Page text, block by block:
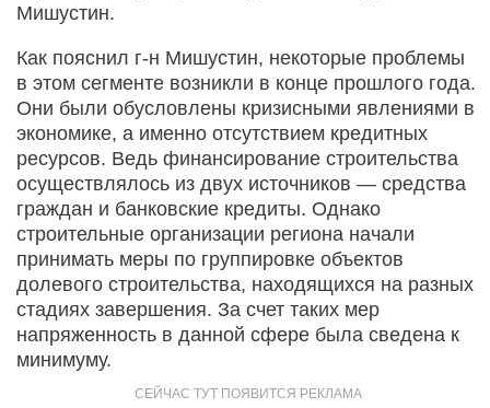
Мишустин.
Как пояснил г-н Мишустин, некоторые проблемы
в этом сегменте возникли в конце прошлого года.
Они были обусловлены кризисными явлениями в
экономике, а именно отсутствием кредитных
ресурсов. Ведь финансирование строительства
осуществлялось из двух источников — средства
граждан и банковские кредиты. Однако
строительные организации региона начали
принимать меры по группировке объектов
долевого строительства, находящихся на разных
стадиях завершения. За счет таких мер
напряженность в данной сфере была сведена к
минимуму.